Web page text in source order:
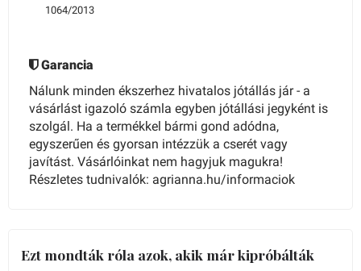
1064/2013
Garancia
Nálunk minden ékszerhez hivatalos jótállás jár - a
vásárlást igazoló számla egyben jótállási jegyként is
szolgál. Ha a termékkel bármi gond adódna,
egyszerűen és gyorsan intézzük a cserét vagy
javítást. Vásárlóinkat nem hagyjuk magukra!
Részletes tudnivalók: agrianna.hu/informaciok
Ezt mondták róla azok, akik már kipróbálták